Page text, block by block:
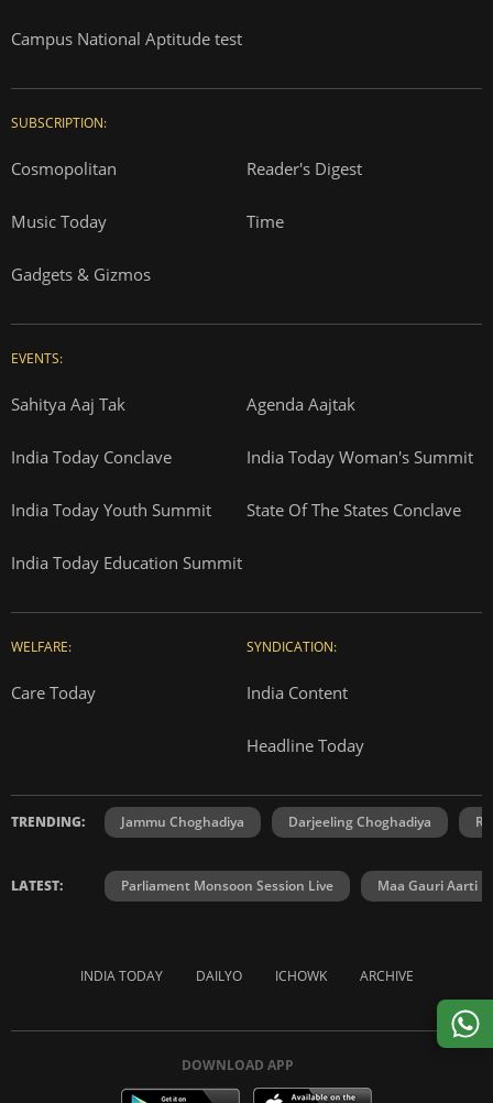
Campus National Aptitude test
SUBSCRIPTION:
Cosmopolitan Reader's Digest
Music Today Time
Gadgets & Gizmos
EVENTS:
Sahitya Aaj Tak Agenda Aajtak
India Today Conclave India Today Woman's Summit
India Today Youth Summit State Of The States Conclave
India Today Education Summit
WELFARE:
Care Today
SYNDICATION:
India Content
Headline Today
TRENDING: Jammu Choghadiya Darjeeling Choghadiya
LATEST: Parliament Monsoon Session Live Maa Gauri Aarti
INDIA TODAY DAILYO ICHOWK ARCHIVE
DOWNLOAD APP